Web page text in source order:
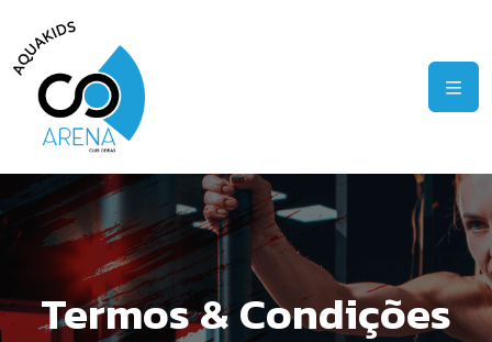
Termos & Condições